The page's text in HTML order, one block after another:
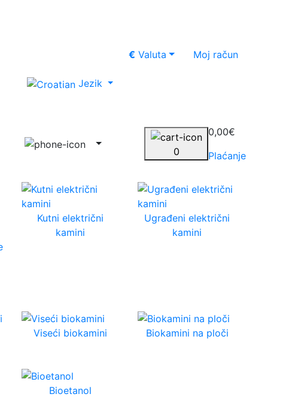
Jezik
€ Valuta Moj račun
0
0,00€
Plaćanje
Kutni električni
kamini
Ugrađeni električni
kamini
Viseći biokamini Biokamini na ploči
Bioetanol